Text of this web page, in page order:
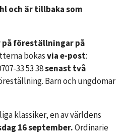
och är tillbaka som
på föreställningar på
bokasvia e-post:
33 53 38senast två
Barn och ungdomar
klassiker, en av världens
16 september.Ordinarie